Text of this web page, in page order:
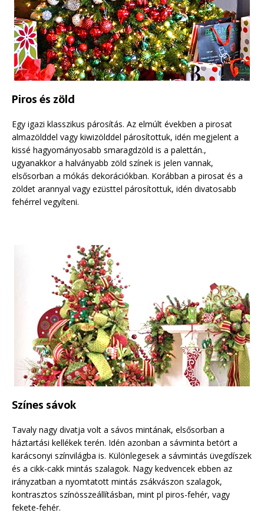
Piros és zöld
Egy igazi klasszikus párosítás. Az elmúlt években a pirosat
almazölddel vagy kiwizölddel párosítottuk, idén megjelent a
kissé hagyományosabb smaragdzöld is a palettán.,
ugyanakkor a halványabb zöld színek is jelen vannak,
elsősorban a mókás dekorációkban. Korábban a pirosat és a
zöldet arannyal vagy ezüsttel párosítottuk, idén divatosabb
fehérrel vegyíteni.
Színes sávok
Tavaly nagy divatja volt a sávos mintának, elsősorban a
háztartási kellékek terén. Idén azonban a sávminta betört a
karácsonyi színvilágba is. Különlegesek a sávmintás üvegdíszek
és a cikk-cakk mintás szalagok. Nagy kedvencek ebben az
irányzatban a nyomtatott mintás zsákvászon szalagok,
kontrasztos színösszeállításban, mint pl piros-fehér, vagy
fekete-fehér.